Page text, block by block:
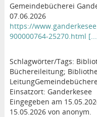
Gemeindebücherei
07.06.2026
https://
900000764-25270.html
Schlagwörter/Tags:
Büchereileitung;
Einsatzort: Ganderkesee
Eingegeben am
15.05.2026 von anonym.